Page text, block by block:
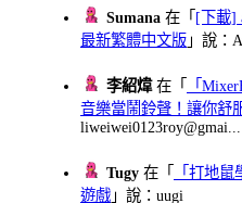
Sumana 在「 [下載]
最新繁體中文版 」說：
李紹煒在「
「
音樂當鬧鈴聲！讓你舒
liweiwei0123roy@gmai...
Tugy 在「
「打地
遊戲 」說：uugi